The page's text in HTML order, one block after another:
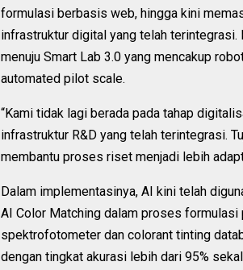
formulasi berbasis web, hingga kini
infrastruktur digital yang telah terintegrasi.
menuju Smart Lab 3.0 yang mencakup
automated pilot scale.
“Kami tidak lagi berada pada tahap
infrastruktur R&D yang telah terintegrasi.
membantu proses riset menjadi lebih
Dalam implementasinya, AI kini telah
AI Color Matching dalam proses
spektrofotometer dan colorant tinting
dengan tingkat akurasi lebih dari 95%